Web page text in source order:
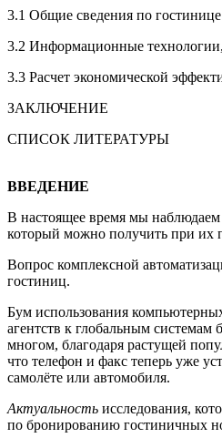
3.1 Общие сведения по гостинице
3.2 Информационные
3.3 Расчет экономической
ЗАКЛЮЧЕНИЕ
СПИСОК ЛИТЕРАТУРЫ
ВВЕДЕНИЕ
В настоящее время мы наблюдаем
который можно получить при их
Вопрос комплексной
гостиниц.
Бум использования
агентств к глобальным
многом, благодаря растущей
что телефон и факс теперь уже
самолёте или автомобиля.
Актуальность исследования,
по бронированию гостиничных